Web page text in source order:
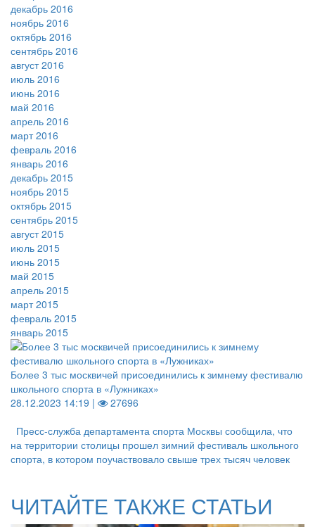
декабрь 2016
ноябрь 2016
октябрь 2016
сентябрь 2016
август 2016
июль 2016
июнь 2016
май 2016
апрель 2016
март 2016
февраль 2016
январь 2016
декабрь 2015
ноябрь 2015
октябрь 2015
сентябрь 2015
август 2015
июль 2015
июнь 2015
май 2015
апрель 2015
март 2015
февраль 2015
январь 2015
Более 3 тыс москвичей присоединились к зимнему фестивалю
школьного спорта в «Лужниках»
28.12.2023 14:19 |
27696
Пресс-служба департамента спорта Москвы сообщила, что
на территории столицы прошел зимний фестиваль школьного
спорта, в котором поучаствовало свыше трех тысяч человек
ЧИТАЙТЕ ТАКЖЕ СТАТЬИ